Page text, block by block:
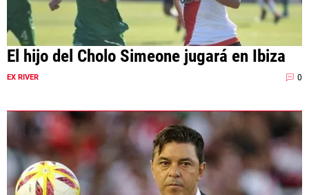
El hijo del Cholo Simeone jugará en Ibiza
EX RIVER 0